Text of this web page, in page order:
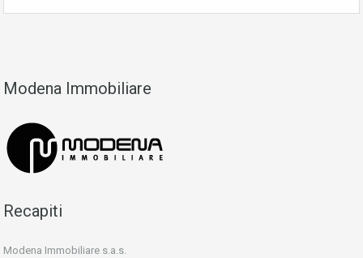
Modena Immobiliare
Recapiti
Modena Immobiliare s.a.s.